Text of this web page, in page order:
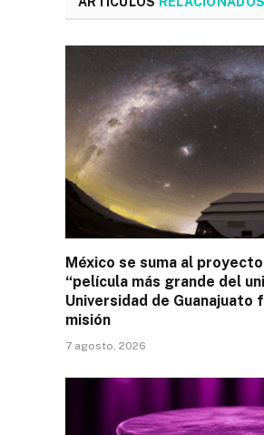
México se suma al
“película más grande del
Universidad de Guanajuato
misión
7 agosto, 2026